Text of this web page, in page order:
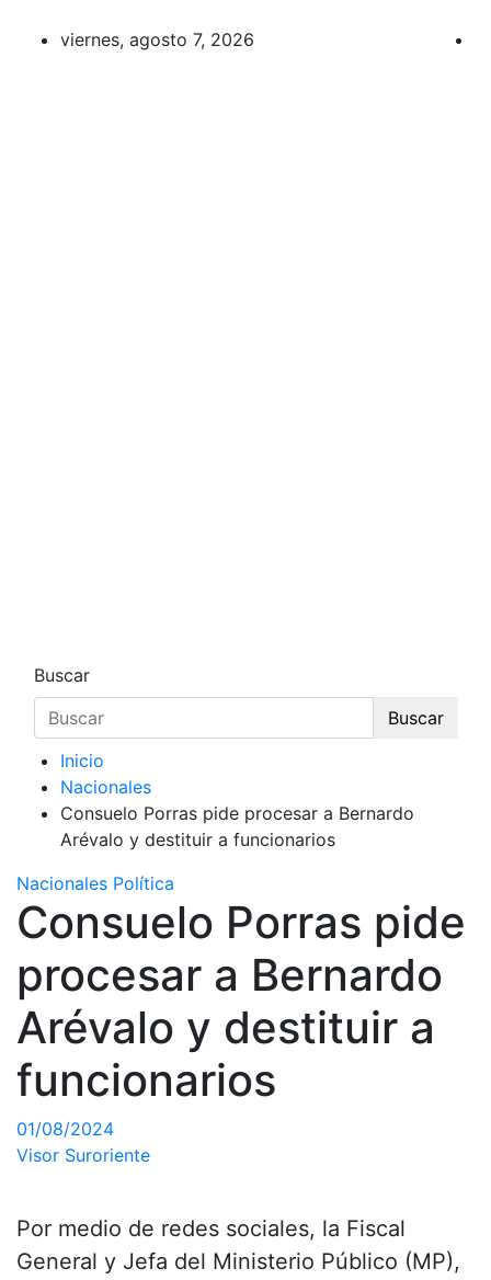
viernes, agosto 7, 2026
Buscar
Buscar
Inicio
Nacionales
Consuelo Porras pide procesar a Bernardo
Arévalo y destituir a funcionarios
Nacionales Política
Consuelo Porras pide
procesar a Bernardo
Arévalo y destituir a
funcionarios
01/08/2024
Visor Suroriente
Por medio de redes sociales, la Fiscal
General y Jefa del Ministerio Público (MP),